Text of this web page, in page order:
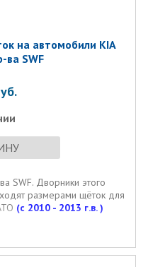
на автомобили KIA
ва SWF
SWF. Дворники этого
размерами щёток для
(с 2010 - 2013 г.в. )